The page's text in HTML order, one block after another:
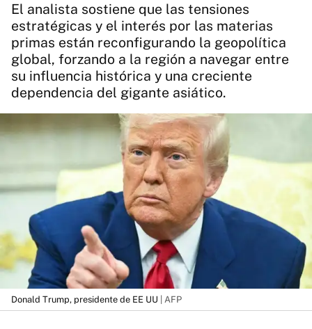
El analista sostiene que las tensiones
estratégicas y el interés por las materias
primas están reconfigurando la geopolítica
global, forzando a la región a navegar entre
su influencia histórica y una creciente
dependencia del gigante asiático.
Donald Trump, presidente de EE UU | AFP